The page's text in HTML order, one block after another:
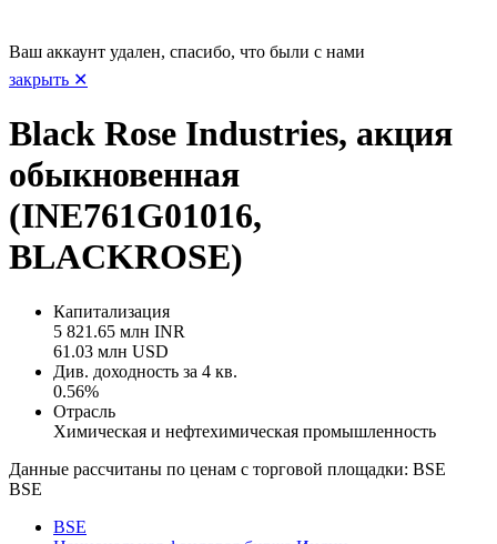
Ваш аккаунт удален, спасибо, что были с нами
закрыть ✕
Black Rose Industries, акция
обыкновенная
(INE761G01016,
BLACKROSE)
Капитализация
5 821.65 млн INR
61.03 млн USD
Див. доходность за 4 кв.
0.56%
Отрасль
Химическая и нефтехимическая промышленность
Данные рассчитаны по ценам с торговой площадки: BSE
BSE
BSE